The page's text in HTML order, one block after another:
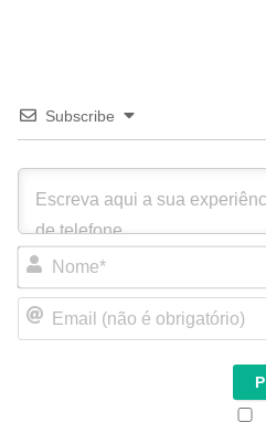
Subscribe